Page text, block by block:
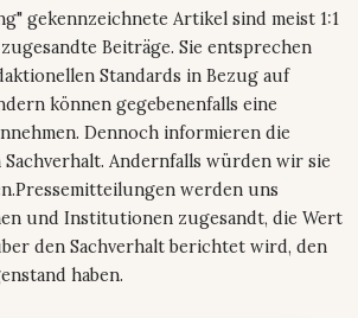
gekennzeichnete Artikel sind meist 1:1
Beiträge. Sie entsprechen
Standards in Bezug auf
können gegebenenfalls eine
Dennoch informieren die
Andernfalls würden wir sie
werden uns
und Institutionen zugesandt, die Wert
den Sachverhalt berichtet wird, den
haben.